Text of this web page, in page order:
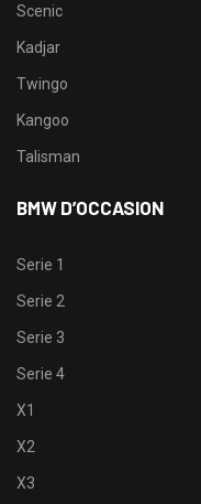
Scenic
Kadjar
Twingo
Kangoo
Talisman
BMW D’OCCASION
Serie 1
Serie 2
Serie 3
Serie 4
X1
X2
X3